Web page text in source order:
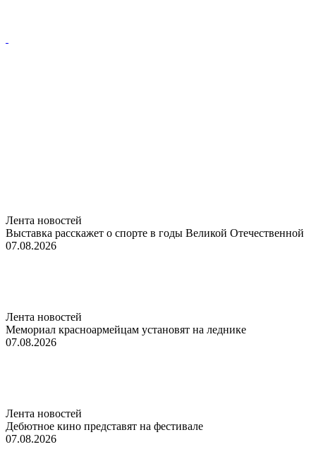
Лента новостей
Выставка расскажет о спорте в годы Великой Отечественной
07.08.2026
Лента новостей
Мемориал красноармейцам установят на леднике
07.08.2026
Лента новостей
Дебютное кино представят на фестивале
07.08.2026